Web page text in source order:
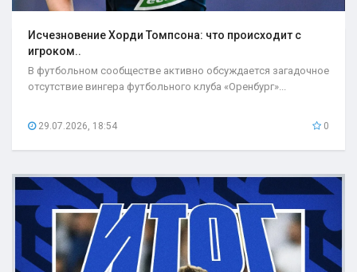
Исчезновение Хорди Томпсона: что происходит с
игроком..
В футбольном сообществе активно обсуждается загадочное
отсутствие вингера футбольного клуба «Оренбург»...
29.07.2026, 18:54 0